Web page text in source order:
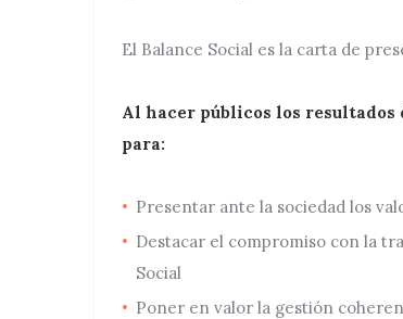
El Balance Social es la carta de
Al hacer públicos los resultados
para:
Presentar ante la sociedad los
Destacar el compromiso con la
Social
Poner en valor la gestión